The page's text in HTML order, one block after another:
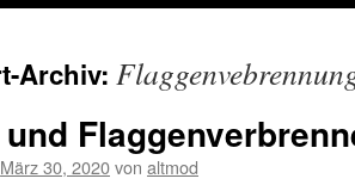
Archiv:
März 30, 2020von altmod